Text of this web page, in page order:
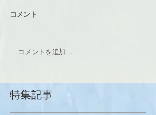
コメント
コメントを追加…
特集記事